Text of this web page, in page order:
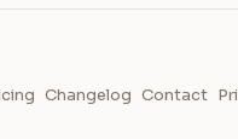
Changelog Contact